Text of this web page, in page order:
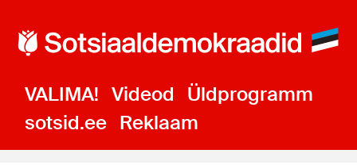
VALIMA! Videod
Üldprogramm
sotsid.ee Reklaam